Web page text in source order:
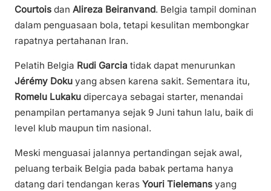
Courtois dan Alireza Beiranvand. Belgia tampil dominan
dalam penguasaan bola, tetapi kesulitan membongkar
rapatnya pertahanan Iran.
Pelatih Belgia Rudi Garcia tidak dapat menurunkan
Jérémy Doku yang absen karena sakit. Sementara itu,
Romelu Lukaku dipercaya sebagai starter, menandai
penampilan pertamanya sejak 9 Juni tahun lalu, baik di
level klub maupun tim nasional.
Meski menguasai jalannya pertandingan sejak awal,
peluang terbaik Belgia pada babak pertama hanya
datang dari tendangan keras Youri Tielemans yang